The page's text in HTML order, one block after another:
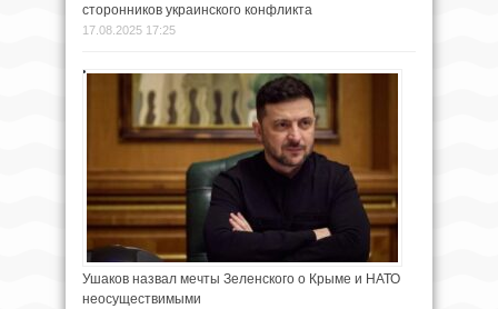
сторонников украинского конфликта
17.08.2025 17:25
Ушаков назвал мечты Зеленского о Крыме и НАТО
неосуществимыми